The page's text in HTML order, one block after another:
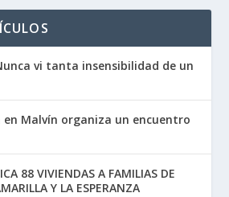
vi tanta insensibilidad de un
Malvín organiza un encuentro
88 VIVIENDAS A FAMILIAS DE
Y LA ESPERANZA